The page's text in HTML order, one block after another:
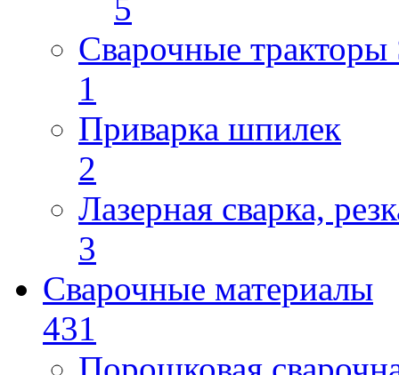
5
Сварочные тракторы
1
Приварка шпилек
2
Лазерная сварка,
3
Сварочные материалы
431